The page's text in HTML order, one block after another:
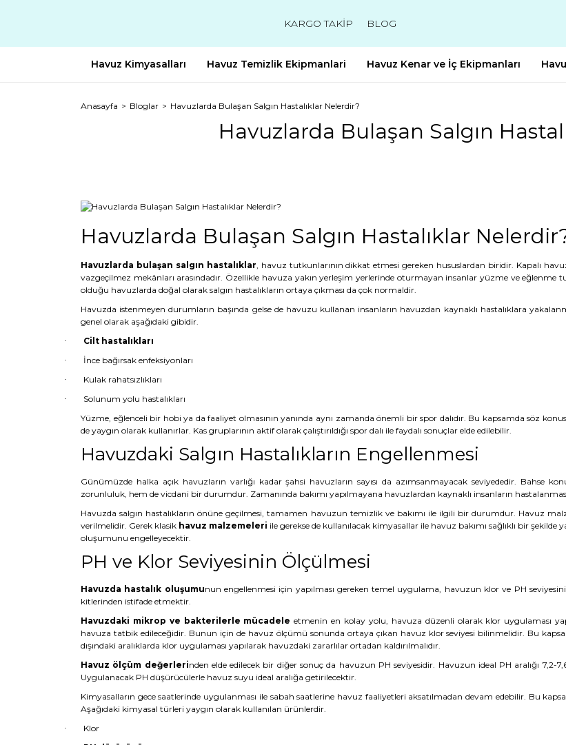
KARGO TAKİP BLOG
Havuz Kimyasalları Havuz Temizlik Ekipmanlari Havuz Kenar ve İç Ekipmanları
Anasayfa Bloglar Havuzlarda Bulaşan Salgın Hastalıklar Nelerdir?
Havuzlarda Bulaşan Salgın
Havuzlarda Bulaşan Salgın Hastalıklar
Havuzlarda bulaşan salgın hastalıklar , havuz tutkunlarının dikkat etmesi gereken hususlardan biridir. Kapalı
vazgeçilmez mekânları arasındadır. Özellikle havuza yakın yerleşim yerlerinde oturmayan insanlar yüzme ve eğlenme
olduğu havuzlarda doğal olarak salgın hastalıkların ortaya çıkması da çok normaldir.
Havuzda istenmeyen durumların başında gelse de havuzu kullanan insanların havuzdan kaynaklı hastalıklara
genel olarak aşağıdaki gibidir.
· Cilt hastalıkları
· İnce bağırsak enfeksiyonları
· Kulak rahatsızlıkları
·
Solunum yolu hastalıkları
Yüzme, eğlenceli bir hobi ya da faaliyet olmasının yanında aynı zamanda önemli bir spor dalıdır. Bu kapsamda söz
de yaygın olarak kullanırlar. Kas gruplarının aktif olarak çalıştırıldığı spor dalı ile faydalı sonuçlar elde edilebilir.
Havuzdaki Salgın Hastalıkların Engellenmesi
Günümüzde halka açık havuzların varlığı kadar şahsi havuzların sayısı da azımsanmayacak seviyededir. Bahse
zorunluluk, hem de vicdani bir durumdur. Zamanında bakımı yapılmayana havuzlardan kaynaklı insanların
Havuzda salgın hastalıkların önüne geçilmesi, tamamen havuzun temizlik ve bakımı ile ilgili bir durumdur. Havuz
verilmelidir. Gerek klasik havuz malzemeleri ile gerekse de kullanılacak kimyasallar ile havuz bakımı sağlıklı bir
oluşumunu engelleyecektir.
PH ve Klor Seviyesinin Ölçülmesi
Havuzda hastalık oluşumunun engellenmesi için yapılması gereken temel uygulama, havuzun klor ve PH
kitlerinden istifade etmektir.
Havuzdaki mikrop ve bakterilerle mücadele etmenin en kolay yolu, havuza düzenli olarak klor uygulaması
havuza tatbik edileceğidir. Bunun için de havuz ölçümü sonunda ortaya çıkan havuz klor seviyesi bilinmelidir. Bu
dışındaki aralıklarda klor uygulaması yapılarak havuzdaki zararlılar ortadan kaldırılmalıdır.
Havuz ölçüm değerlerinden elde edilecek bir diğer sonuç da havuzun PH seviyesidir. Havuzun ideal PH aralığı 7,2-
Uygulanacak PH düşürücülerle havuz suyu ideal aralığa getirilecektir.
Kimyasalların gece saatlerinde uygulanması ile sabah saatlerine havuz faaliyetleri aksatılmadan devam edebilir. Bu
Aşağıdaki kimyasal türleri yaygın olarak kullanılan ürünlerdir.
· Klor